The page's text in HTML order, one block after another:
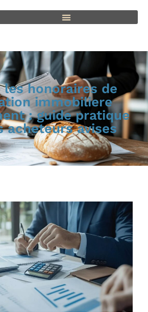
les honoraires de
immobiliere
: guide pratique
acheteurs avises